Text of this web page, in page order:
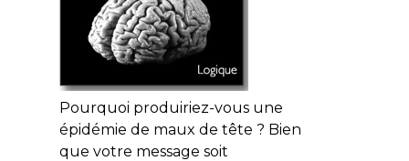
Pourquoi produiriez-vous une
épidémie de maux de tête ? Bien
que votre message soit